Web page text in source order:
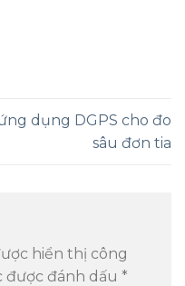
dụng DGPS cho đo
sâu đơn tia
hiển thị công
được đánh dấu *